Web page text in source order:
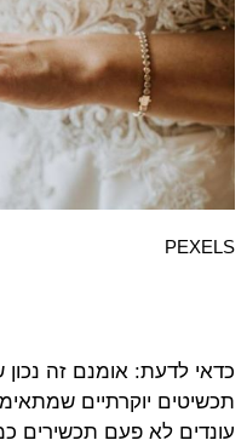
PEXELS
כדאי לדעת: אומנם זה
תכשיטים יוקרתיים
עונדים לא פעם תכשירים